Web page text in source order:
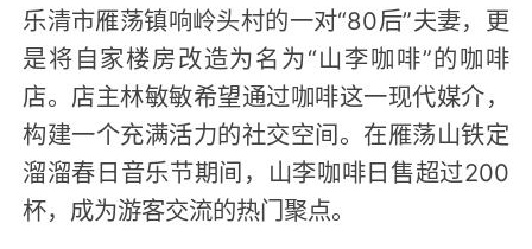
乐清市雁荡镇响岭头村的一对“80后”夫妻，更
是将自家楼房改造为名为“山李咖啡”的咖啡
店。店主林敏敏希望通过咖啡这一现代媒介，
构建一个充满活力的社交空间。在雁荡山铁定
溜溜春日音乐节期间，山李咖啡日售超过200
杯，成为游客交流的热门聚点。